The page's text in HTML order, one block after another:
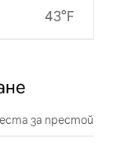
43°F
за престой